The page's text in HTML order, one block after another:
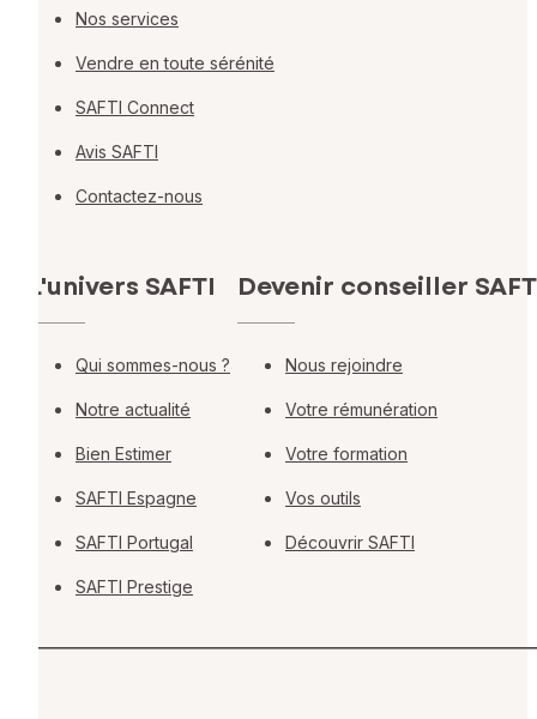
Nos services
Vendre en toute sérénité
SAFTI Connect
Avis SAFTI
Contactez-nous
L'univers SAFTI
Qui sommes-nous ?
Notre actualité
Bien Estimer
SAFTI Espagne
SAFTI Portugal
SAFTI Prestige
Devenir conseiller
Nous rejoindre
Votre rémunération
Votre formation
Vos outils
Découvrir SAFTI